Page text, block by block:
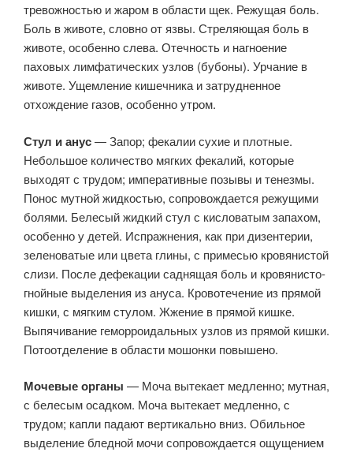
тревожностью и жаром в области щек. Режущая боль.
Боль в животе, словно от язвы. Стреляющая боль в
животе, особенно слева. Отечность и нагноение
паховых лимфатических узлов (бубоны). Урчание в
животе. Ущемление кишечника и затрудненное
отхождение газов, особенно утром.
Стул и анус— Запор; фекалии сухие и плотные.
Небольшое количество мягких фекалий, которые
выходят с трудом; императивные позывы и тенезмы.
Понос мутной жидкостью, сопровождается режущими
болями. Белесый жидкий стул с кисловатым запахом,
особенно у детей. Испражнения, как при дизентерии,
зеленоватые или цвета глины, с примесью кровянистой
слизи. После дефекации саднящая боль и кровянисто-
гнойные выделения из ануса. Кровотечение из прямой
кишки, с мягким стулом. Жжение в прямой кишке.
Выпячивание геморроидальных узлов из прямой кишки.
Потоотделение в области мошонки повышено.
Мочевые органы — Моча вытекает медленно; мутная,
с белесым осадком. Моча вытекает медленно, с
трудом; капли падают вертикально вниз. Обильное
выделение бледной мочи сопровождается ощущением